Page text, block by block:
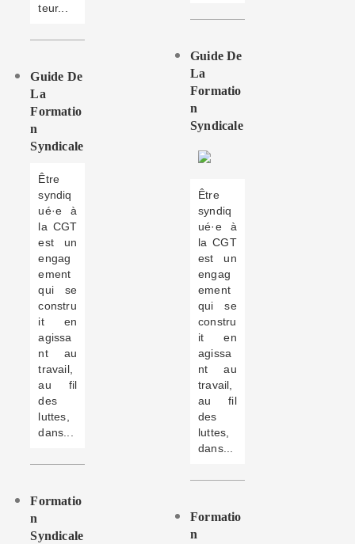
teur...
Guide De
La
Formatio
N
Syndicale
Être
syndiq
ué·e à
la CGT
est un
engag
ement
qui se
constru
it en
agissa
nt au
travail,
au fil
des
luttes,
dans...
Formatio
N
Syndicale
Guide De
La
Formatio
N
Syndicale
Être
syndiq
ué·e à
la CGT
est un
engag
ement
qui se
constru
it en
agissa
nt au
travail,
au fil
des
luttes,
dans...
Formatio
N